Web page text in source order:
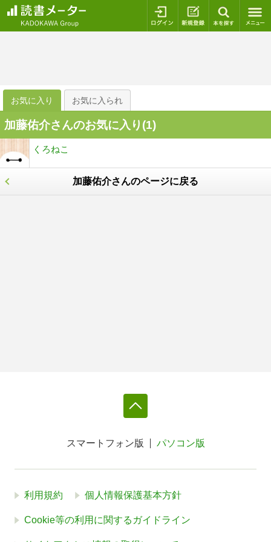
ログイン 新規登録
お気に入り お気に入られ
加藤佑介さんのお気に入り(1)
くろねこ
加藤佑介さんのページに戻る
スマートフォン版 パソコン版
利用規約 個人情報保護基本方針
Cookie等の利用に関するガイドライン